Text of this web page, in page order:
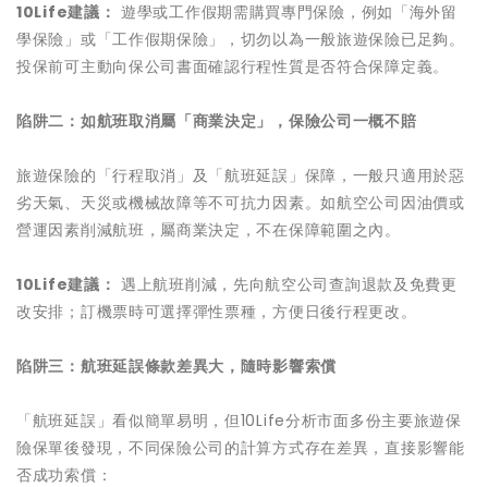
10Life建議： 遊學或工作假期需購買專門保險，例如「海外留
學保險」或「工作假期保險」，切勿以為一般旅遊保險已足夠。
投保前可主動向保公司書面確認行程性質是否符合保障定義。
陷阱二：如航班取消屬「商業決定」，保險公司一概不賠
旅遊保險的「行程取消」及「航班延誤」保障，一般只適用於惡
劣天氣、天災或機械故障等不可抗力因素。如航空公司因油價或
營運因素削減航班，屬商業決定，不在保障範圍之內。
10Life建議： 遇上航班削減，先向航空公司查詢退款及免費更
改安排；訂機票時可選擇彈性票種，方便日後行程更改。
陷阱三：航班延誤條款差異大，隨時影響索償
「航班延誤」看似簡單易明，但10Life分析市面多份主要旅遊保
險保單後發現，不同保險公司的計算方式存在差異，直接影響能
否成功索償：